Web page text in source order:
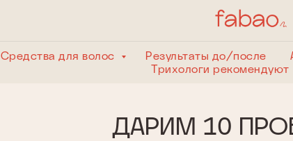
Средства для волос Результаты до/после
Трихологи рекомендуют
Шампуня против выпадения волос
ДАРИМ 10